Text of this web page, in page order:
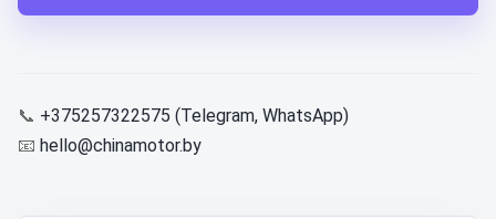
📞 +375257322575 (Telegram, WhatsApp)
📧 hello@chinamotor.by